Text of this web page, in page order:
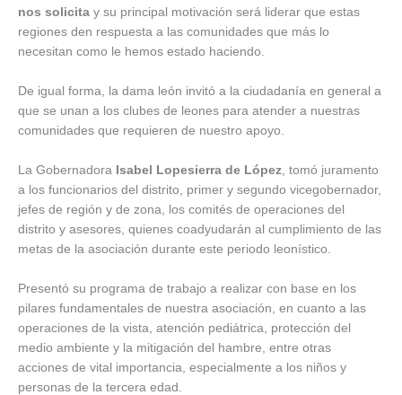
nos solicita y su principal motivación será liderar que estas
regiones den respuesta a las comunidades que más lo
necesitan como le hemos estado haciendo.
De igual forma, la dama león invitó a la ciudadanía en general a
que se unan a los clubes de leones para atender a nuestras
comunidades que requieren de nuestro apoyo.
La Gobernadora Isabel Lopesierra de López , tomó juramento
a los funcionarios del distrito, primer y segundo vicegobernador,
jefes de región y de zona, los comités de operaciones del
distrito y asesores, quienes coadyudarán al cumplimiento de las
metas de la asociación durante este periodo leonístico.
Presentó su programa de trabajo a realizar con base en los
pilares fundamentales de nuestra asociación, en cuanto a las
operaciones de la vista, atención pediátrica, protección del
medio ambiente y la mitigación del hambre, entre otras
acciones de vital importancia, especialmente a los niños y
personas de la tercera edad.